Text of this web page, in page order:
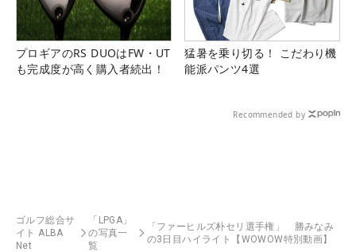
プロギアのRS DUOはFW・UT
も完成度が高く購入者続出！
猛暑を乗り切る！ こだわり機
能派パンツ4選
Recommended by
ゴルフ総合サ
イト ALBA
Net
「LPGA」
の写真一
覧
「ファーヒルズ朴セリ選手権」 勝みなみ
の3日目ハイライト【WOWOW特別動画】